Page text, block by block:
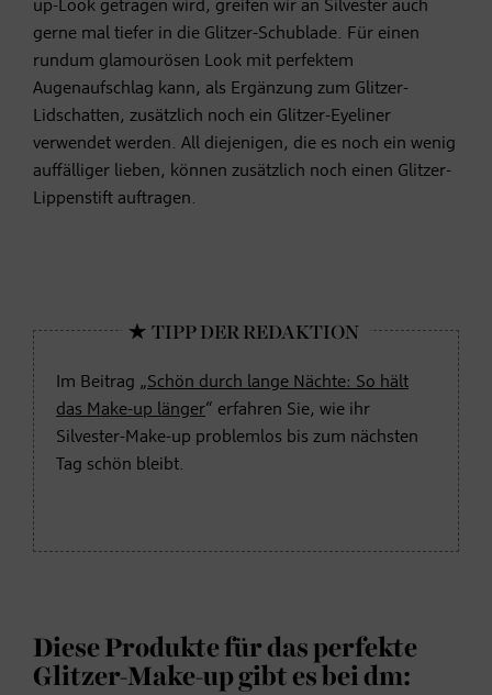
up-Look getragen wird, greifen wir an Silvester auch
gerne mal tiefer in die Glitzer-Schublade. Für einen
rundum glamourösen Look mit perfektem
Augenaufschlag kann, als Ergänzung zum Glitzer-
Lidschatten, zusätzlich noch ein Glitzer-Eyeliner
verwendet werden. All diejenigen, die es noch ein wenig
auffälliger lieben, können zusätzlich noch einen Glitzer-
Lippenstift auftragen.
Im Beitrag „Schön durch lange Nächte: So hält
das Make-up länger“ erfahren Sie, wie ihr
Silvester-Make-up problemlos bis zum nächsten
Tag schön bleibt.
Diese Produkte für das perfekte
Glitzer-Make-up gibt es bei dm: